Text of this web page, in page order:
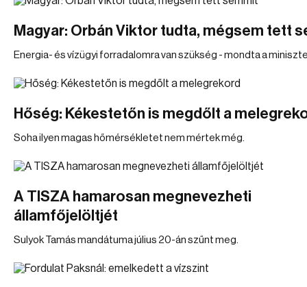
Magyar: Orbán Viktor tudta, mégsem tett
Energia- és vízügyi forradalomra van szükség - mondta a
Hőség: Kékestetőn is megdőlt a
Soha ilyen magas hőmérsékletet nem mértek még.
A TISZA hamarosan megnevezheti
államfőjelöltjét
Sulyok Tamás mandátuma július 20-án szűnt meg.